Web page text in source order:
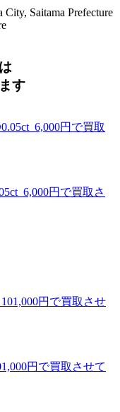
Saitama Prefecture
は
す
6,000円で買取さ
円で買取させて